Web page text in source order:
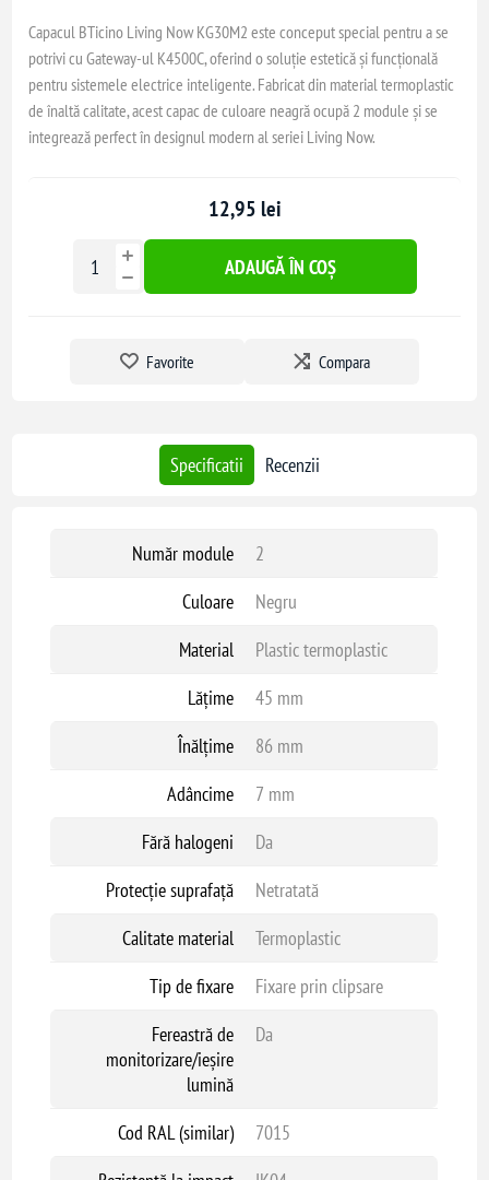
Capacul BTicino Living Now KG30M2 este conceput special pentru a se
potrivi cu Gateway-ul K4500C, oferind o soluție estetică și funcțională
pentru sistemele electrice inteligente. Fabricat din material termoplastic
de înaltă calitate, acest capac de culoare neagră ocupă 2 module și se
integrează perfect în designul modern al seriei Living Now.
12,95 lei
ADAUGĂ ÎN COȘ
Favorite Compara
Specificatii Recenzii
Număr module
2
Culoare
Negru
Material
Plastic termoplastic
Lățime
45 mm
Înălțime
86 mm
Adâncime
7 mm
Fără halogeni
Da
Protecție suprafață
Netratată
Calitate material
Termoplastic
Tip de fixare
Fixare prin clipsare
Fereastră de
monitorizare/ieșire
lumină
Da
Cod RAL (similar)
7015